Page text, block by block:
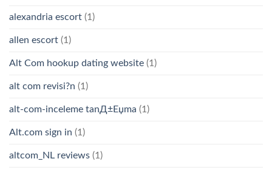
alexandria escort (1)
allen escort (1)
Alt Com hookup dating website (1)
alt com revisi?n (1)
alt-com-inceleme tanД±Еџma (1)
Alt.com sign in (1)
altcom_NL reviews (1)